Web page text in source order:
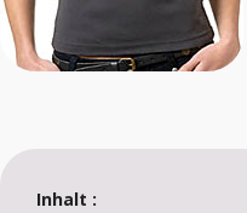
Inhalt :